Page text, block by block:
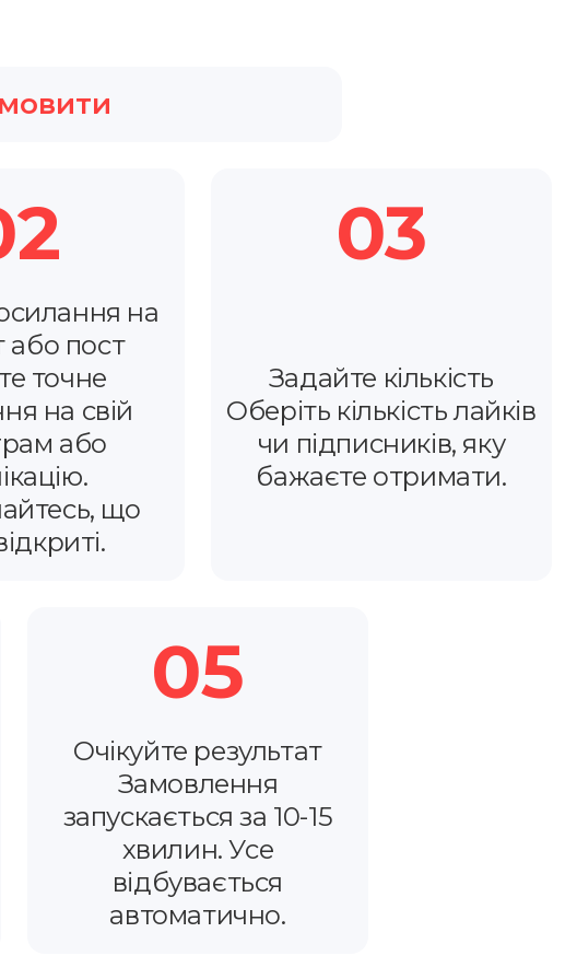
на
або пост
точне
на свій
або
що
03
Задайте кількість
Оберіть кількість лайків
чи підписників, яку
бажаєте отримати.
05
Очікуйте результат
Замовлення
запускається за 10-15
хвилин. Усе
відбувається
автоматично.